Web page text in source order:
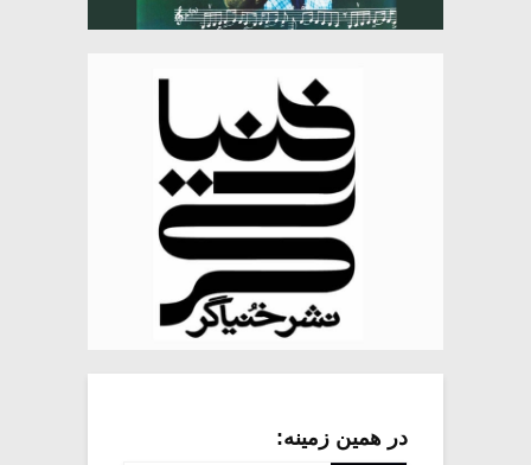
در همین زمینه: